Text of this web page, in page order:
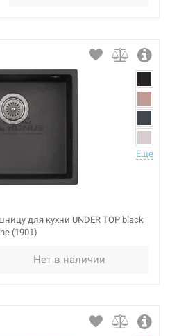
Еще
для кухни UNDER TOP black
(1901)
Нет в наличии